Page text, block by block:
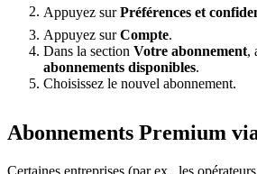
Appuyez surPréférences et
Appuyez surCompte.
Dans la section Votre abonnement,
abonnements disponibles.
Choisissez le nouvel abonnement.
Abonnements Premium
Certaines entreprises (par ex., les